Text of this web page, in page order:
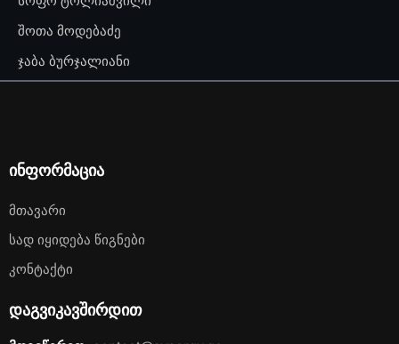
შოთა მოდებაძე
ჯაბა ბურჯალიანი
ინფორმაცია
Მთავარი
Სად Იყიდება Წიგნები
Კონტაქტი
დაგვიკავშირდით